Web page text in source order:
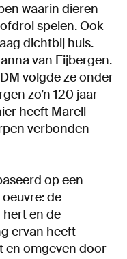
waarin dieren
spelen. Ook
dichtbij huis.
van Eijbergen.
volgde ze onder
zo’n 120 jaar
heeft Marell
verbonden
op een
de
en de
ervan heeft
en omgeven door